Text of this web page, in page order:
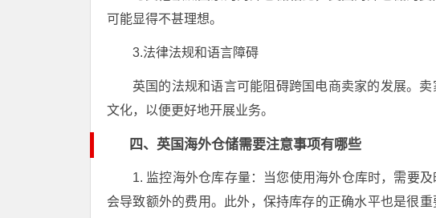
可能显得不甚理想。
3.法律法规和语言障碍
英国的法规和语言可能阻碍跨国电商卖家的发展。
文化，以便更好地开展业务。
四、英国海外仓储需要注意事项有哪些
1. 监控海外仓库存量：当您使用海外仓库时，需要
会导致额外的费用。此外，保持库存的正确水平也是很